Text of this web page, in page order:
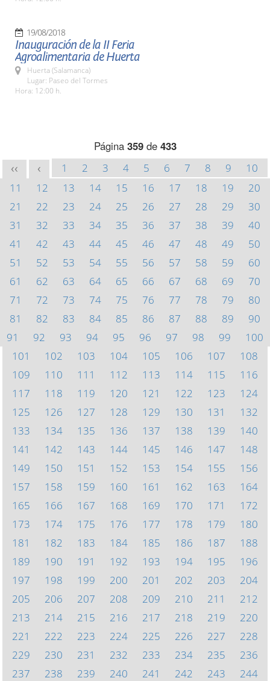
19/08/2018
Inauguración de la II Feria
Agroalimentaria de Huerta
Huerta (Salamanca)
Lugar: Paseo del Tormes
Hora: 12:00 h.
Página 359de 433
<< < 1 2 3 4 5 6 7 8 9
10
11
12 13 14 15 16 17 18 19
20
21
22 23 24 25 26 27 28 29
30
31
32 33 34 35 36 37 38 39
40
41
42 43 44 45 46 47 48 49
50
51
52 53 54 55 56 57 58 59
60
61
62 63 64 65 66 67 68 69
70
71
72 73 74 75 76 77 78 79
80
81
82 83 84 85 86 87 88 89
90
91
92 93 94 95 96 97 98 99
100
101
102 103 104 105 106 107
108
109
110 111 112 113 114 115
116
117
118 119 120 121 122 123
124
125
126 127 128 129 130 131
132
133
134 135 136 137 138 139
140
141
142 143 144 145 146 147
148
149
150 151 152 153 154 155
156
157
158 159 160 161 162 163
164
165
166 167 168 169 170 171
172
173
174 175 176 177 178 179
180
181
182 183 184 185 186 187
188
189
190 191 192 193 194 195
196
197
198 199 200 201 202 203
204
205
206 207 208 209 210 211
212
213
214 215 216 217 218 219
220
221
222 223 224 225 226 227
228
229
230 231 232 233 234 235
236
237
238 239 240 241 242 243
244